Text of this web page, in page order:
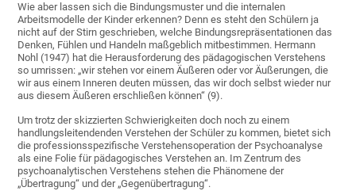
Wie aber lassen sich die Bindungsmuster und die internalen
Arbeitsmodelle der Kinder erkennen? Denn es steht den Schülern ja
nicht auf der Stirn geschrieben, welche Bindungsrepräsentationen das
Denken, Fühlen und Handeln maßgeblich mitbestimmen. Hermann
Nohl (1947) hat die Herausforderung des pädagogischen Verstehens
so umrissen: „wir stehen vor einem Äußeren oder vor Äußerungen, die
wir aus einem Inneren deuten müssen, das wir doch selbst wieder nur
aus diesem Äußeren erschließen können“ (9).
Um trotz der skizzierten Schwierigkeiten doch noch zu einem
handlungsleitendenden Verstehen der Schüler zu kommen, bietet sich
die professionsspezifische Verstehensoperation der Psychoanalyse
als eine Folie für pädagogisches Verstehen an. Im Zentrum des
psychoanalytischen Verstehens stehen die Phänomene der
„Übertragung“ und der „Gegenübertragung“.